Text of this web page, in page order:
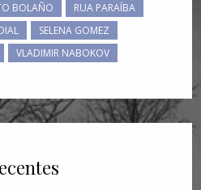
BOLAÑO
RUA PARAÍBA
SELENA GOMEZ
VLADIMIR NABOKOV